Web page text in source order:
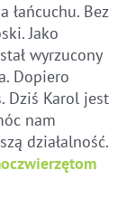
łańcuchu. Bez
Jako
wyrzucony
Dopiero
Dziś Karol jest
nam
działalność.